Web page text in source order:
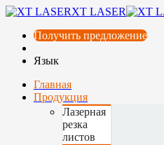
XT LASER
Получить предложение
Язык
Главная
Продукция
Лазерная
резка
листов